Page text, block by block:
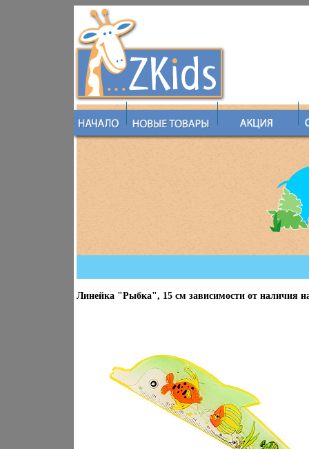
Линейка "Рыбка", 15 см зависимости от наличия